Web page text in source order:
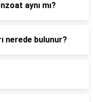
aynı mı?
nerede bulunur?